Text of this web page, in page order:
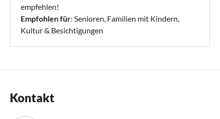
empfehlen!
Empfohlen für: Senioren, Familien mit Kindern,
Kultur & Besichtigungen
Kontakt